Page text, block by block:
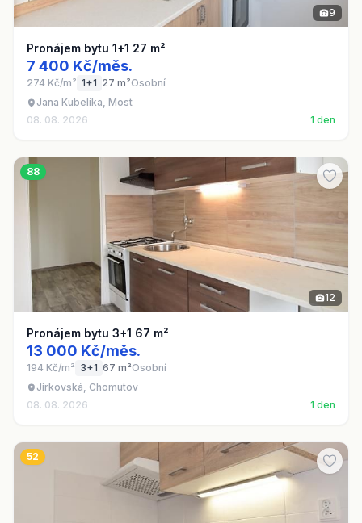
9
Pronájem bytu 1+1 27 m²
7 400 Kč/měs.
274 Kč/m² 1+1 27 m²Osobní
Jana Kubelíka, Most
08. 08. 2026
1 den
88
12
Pronájem bytu 3+1 67 m²
13 000 Kč/měs.
194 Kč/m² 3+1 67 m²Osobní
Jirkovská, Chomutov
08. 08. 2026
1 den
52